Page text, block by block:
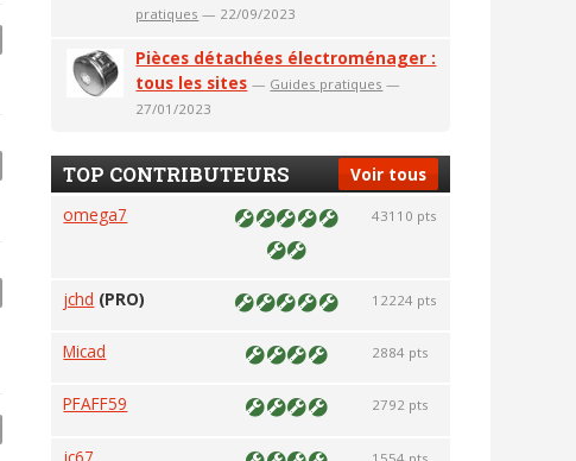
pratiques — 22/09/2023
Pièces détachées électroménager :
tous les sites — Guides pratiques —
27/01/2023
Voir tous
TOP CONTRIBUTEURS
omega7 43110 pts
jchd (PRO) 12224 pts
Micad 2884 pts
PFAFF59 2792 pts
jc67